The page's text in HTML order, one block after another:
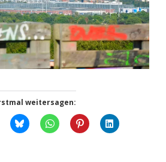
weitersagen: